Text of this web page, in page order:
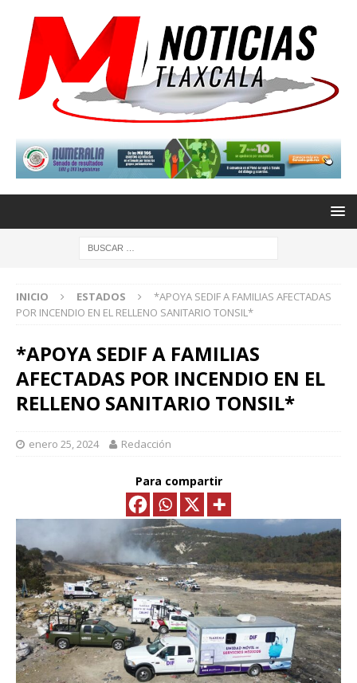
INICIO ESTADOS
*APOYA SEDIF A FAMILIAS AFECTADAS
POR INCENDIO EN EL RELLENO SANITARIO TONSIL*
*APOYA SEDIF A FAMILIAS
AFECTADAS POR INCENDIO EN EL
RELLENO SANITARIO TONSIL*
enero 25, 2024 Redacción
Para compartir